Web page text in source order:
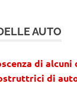
AUTO
di alcuni
di